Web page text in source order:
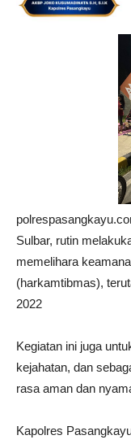
Sulbar, rutin
memelihara
(harkamtibmas),
2022
Kegiatan ini juga
kejahatan, dan
rasa aman dan
Kapolres